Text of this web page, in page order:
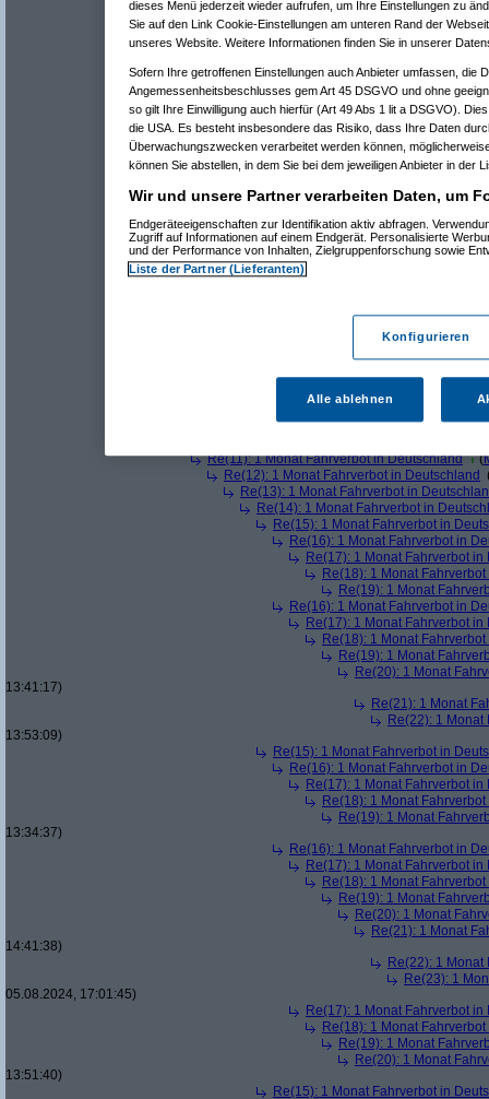
online wirst dir schwer tun mit deiner antwort...,
wieso? Einfach eine Mail schicken. Da kann ich
AVS
Re(11): 1 Monat Fahrverbot in Deutschland(
Re(12): 1 Monat Fahrverbot in Deutschland
Re(13): 1 Monat Fahrverbot in
Re(14): 1 Monat Fahrverbot in
Re(16): 1 Monat Fahrverbot in
Re(11): 1 Monat Fahrverbot in Deutschland
(
Re(12): 1 Monat Fahrverbot in Deutschland
Re(13): 1 Monat Fahrverbot in
Re(14): 1 Monat Fahrverbot in
Re(15): 1 Monat Fahrverbot in
Re(16): 1 Monat Fahrverbot in
Re(17): 1 Monat Fahrverbot in
Re(18): 1 Monat
Re(19): 1 Monat
Re(16): 1 Monat Fahrverbot in
Re(17): 1 Monat Fahrverbot in
Re(18): 1 Monat
Re(19): 1 Monat
Re(20): 1 Monat
13:41:17)
Re(21): 1 Monat
Re(22): 1
13:53:09)
Re(15): 1 Monat Fahrverbot in
Re(16): 1 Monat Fahrverbot in
Re(17): 1 Monat Fahrverbot in
Re(18): 1 Monat
Re(19): 1 Monat
13:34:37)
Re(16): 1 Monat Fahrverbot in
Re(17): 1 Monat Fahrverbot in
Re(18): 1 Monat
Re(19): 1 Monat
Re(20): 1 Monat
Re(21): 1 Monat
14:41:38)
Re(22): 1
Re(23): 1
05.08.2024, 17:01:45)
Re(17): 1 Monat Fahrverbot in
Re(18): 1 Monat
Re(19): 1 Monat
Re(20): 1 Monat
13:51:40)
Re(15): 1 Monat Fahrverbot in
dieses Menü jederzeit wieder aufrufen, um Ihre Einstellungen zu
Sie auf den Link Cookie-Einstellungen am unteren Rand der
unseres Website. Weitere Informationen finden Sie in unserer
Sofern Ihre getroffenen Einstellungen auch Anbieter umfassen, die
Angemessenheitsbeschlusses gem Art 45 DSGVO und ohne
so gilt Ihre Einwilligung auch hierfür (Art 49 Abs 1 lit a DSGVO).
die USA. Es besteht insbesondere das Risiko, dass Ihre Daten
Überwachungszwecken verarbeitet werden können,
können Sie abstellen, in dem Sie bei dem jeweiligen Anbieter in der
Wir und unsere Partner verarbeiten Daten, um
Endgeräteeigenschaften zur Identifikation aktiv abfragen.
Zugriff auf Informationen auf einem Endgerät. Personalisierte
und der Performance von Inhalten, Zielgruppenforschung sowie
Liste der Partner (Lieferanten)
Konfigurieren
Alle ablehnen